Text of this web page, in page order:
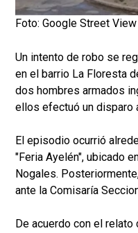
Foto: Google Street View
Un intento de robo se
en el barrio La Floresta
dos hombres armados
ellos efectuó un disparo
El episodio ocurrió
"Feria Ayelén", ubicado
Nogales.
ante la Comisaría
De acuerdo con el